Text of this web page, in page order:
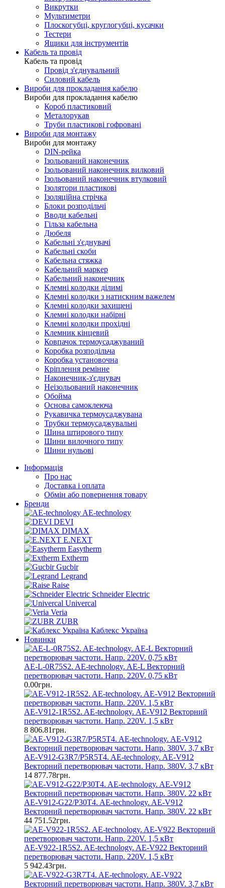
Викрутки
Мультиметри
Плоскогубці, круглогубці, кусачки
Тестери
Ящики для інструментів
Кабель та провід
Кабель та провід
Провід з'єднувальний
Силовий кабель
Вироби для прокладання кабелю
Вироби для прокладання кабелю
Короб пластиковий
Металорукав
Труби пластикові гофровані
Вироби для монтажу
Вироби для монтажу
DIN-рейка
Ізольований наконечник
Ізольований наконечник вилковий
Ізольований наконечник втулковий
Ізолятори пластикові
Ізоляційна стрічка
Блоки розподільчі
Вводи кабельні
Гільза кабельна
Дюбеля
Кабельнi з'єднувачi
Кабельні скоби
Кабельна стяжка
Кабельний маркер
Кабельний наконечник
Клемні колодки ділимі
Клемні колодки з натискним важелем
Клемні колодки захищені
Клемні колодки набірні
Клемні колодки прохідні
Клемник кінцевий
Ковпачок термоусаджуваний
Коробка розподільча
Коробка установочна
Кріплення ремінне
Наконечник-з'єднувач
Неізольований наконечник
Обойма
Основа самоклеюча
Рукавичка термоусаджувана
Трубки термоусаджувальні
Шина штирового типу
Шини вилочного типу
Шини нульові
Інформація
Про нас
Доставка і оплата
Обмін або повернення товару
Бренди
AE-technology
DEVI
DIMAX
E.NEXT
Easytherm
Extherm
Gucbir
Legrand
Raise
Schneider Electric
Univercal
Veria
ZUBR
Каблекс Україна
Новинки
AE-L-0R75S2. AE-technology. AE-L Векторний
перетворювач частоти. Напр. 220V. 0,75 кВт
0.00грн.
AE-V912-1R5S2. AE-technology. AE-V912 Векторний
перетворювач частоти. Напр. 220V. 1,5 кВт
8 806.81грн.
AE-V912-G3R7/P5R5T4. AE-technology. AE-V912
Векторний перетворювач частоти. Напр. 380V. 3,7 кВт
14 877.78грн.
AE-V912-G22/P30T4. AE-technology. AE-V912
Векторний перетворювач частоти. Напр. 380V. 22 кВт
44 751.52грн.
AE-V922-1R5S2. AE-technology. AE-V922 Векторний
перетворювач частоти. Напр. 220V. 1,5 кВт
5 942.43грн.